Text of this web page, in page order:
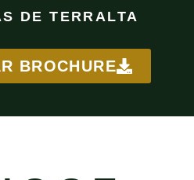
DE TERRALTA
BROCHURE